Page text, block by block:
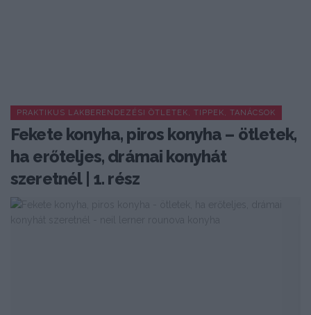
PRAKTIKUS LAKBERENDEZÉSI ÖTLETEK, TIPPEK, TANÁCSOK
Fekete konyha, piros konyha – ötletek,
ha erőteljes, drámai konyhát
szeretnél | 1. rész